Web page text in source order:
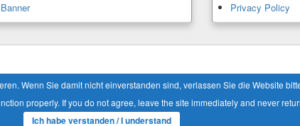
Banner
Privacy Policy
Wenn Sie damit nicht einverstanden sind, verlassen Sie die Website
properly. If you do not agree, leave the site immediately and never
Ich habe verstanden / I understand